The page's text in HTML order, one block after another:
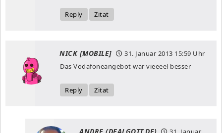
Reply Zitat
NICK [MOBILE] 31. Januar 2013 15:59 Uhr
Das Vodafoneangebot war vieeeel besser
Reply Zitat
ANDRE (DEALGOTT.DE)